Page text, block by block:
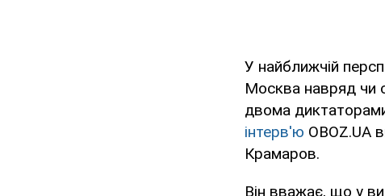
У найближчій
Москва навряд чи
двома
інтерв'ю OBOZ.UA
Крамаров.
Він вважає, що у